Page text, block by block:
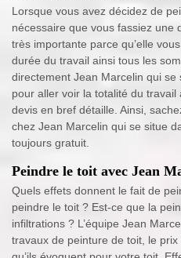
Lorsque vous avez décidez de
nécessaire que vous fassiez une
très importante parce qu’elle
durée du travail ainsi tous les
directement Jean Marcelin qui
pour aller voir la totalité du travail
devis en bref détaille. Ainsi,
chez Jean Marcelin qui se situe
toujours gratuit.
Peindre le toit avec Jean
Quels effets donnent le fait de
peindre le toit ? Est-ce que la
infiltrations ? L’équipe Jean
travaux de peinture de toit, le